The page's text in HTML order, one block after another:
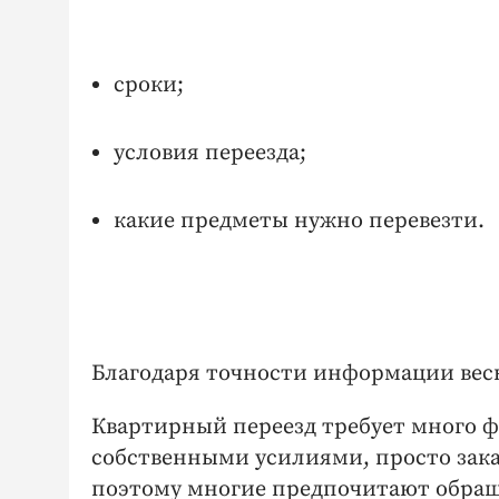
сроки;
условия переезда;
какие предметы нужно перевезти.
Благодаря точности информации
Квартирный переезд требует много
собственными усилиями, просто
поэтому многие предпочитают